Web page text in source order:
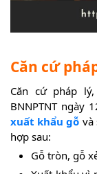
Căn cứ
Căn cứ pháp
BNNPTNT ngày
xuất khẩu gỗ và
hợp sau:
Gỗ tròn, gỗ